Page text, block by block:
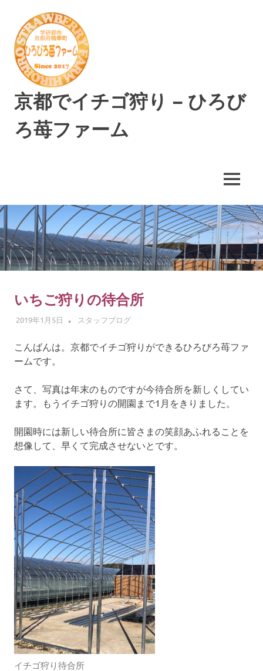
京都でイチゴ狩り – ひろび
ろ苺ファーム
し
い
イ
チ
ゴ
み
体
験
MENU
いちご狩りの待合所
2019年1月5日 ADMIN
スタッフブログ
こんばんは。京都でイチゴ狩りができるひろびろ苺ファ
ームです。
さて、写真は年末のものですが今待合所を新しくしてい
ます。もうイチゴ狩りの開園まで1月をきりました。
開園時には新しい待合所に皆さまの笑顔あふれることを
想像して、早くて完成させないとです。
イチゴ狩り待合所